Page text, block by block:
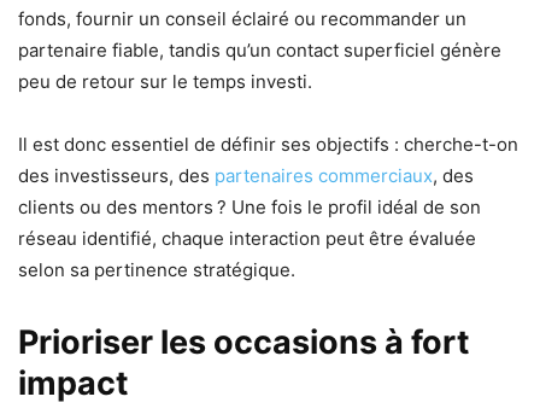
fonds, fournir un conseil éclairé ou recommander un
partenaire fiable, tandis qu’un contact superficiel génère
peu de retour sur le temps investi.
Il est donc essentiel de définir ses objectifs : cherche-t-on
des investisseurs, des partenaires commerciaux, des
clients ou des mentors ? Une fois le profil idéal de son
réseau identifié, chaque interaction peut être évaluée
selon sa pertinence stratégique.
Prioriser les occasions à fort
impact